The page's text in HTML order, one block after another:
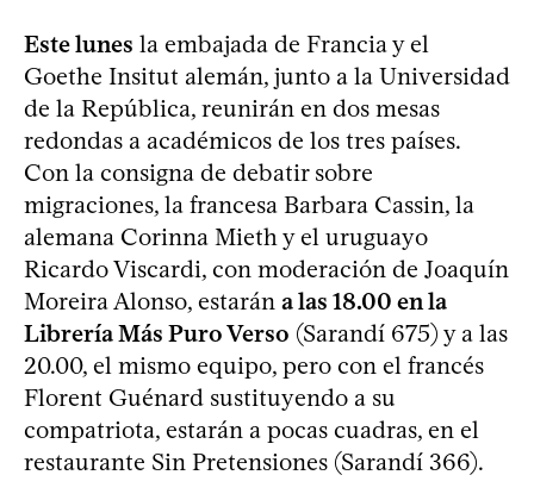
Este lunes la embajada de Francia y el
Goethe Insitut alemán, junto a la Universidad
de la República, reunirán en dos mesas
redondas a académicos de los tres países.
Con la consigna de debatir sobre
migraciones, la francesa Barbara Cassin, la
alemana Corinna Mieth y el uruguayo
Ricardo Viscardi, con moderación de Joaquín
Moreira Alonso, estarán a las 18.00 en la
Librería Más Puro Verso (Sarandí 675) y a las
20.00, el mismo equipo, pero con el francés
Florent Guénard sustituyendo a su
compatriota, estarán a pocas cuadras, en el
restaurante Sin Pretensiones (Sarandí 366).